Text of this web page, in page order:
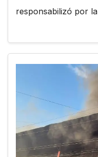
responsabilizó por